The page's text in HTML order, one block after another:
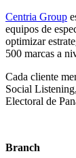
Centria Group
equipos de
optimizar
500 marcas a
Cada cliente
Social
Electoral de
Branch